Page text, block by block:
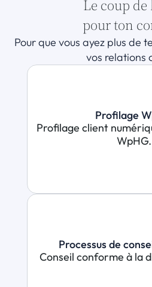
Le coup de
pour ton
Pour que vous ayez plus de
vos relations
Profilage
Profilage client
WpHG.
Processus de
Conseil conforme à la